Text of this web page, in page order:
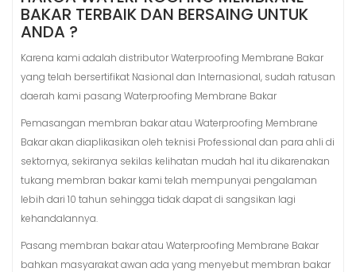
BAKAR TERBAIK DAN BERSAING UNTUK
ANDA ?
Karena kami adalah distributor Waterproofing Membrane Bakar
yang telah bersertifikat Nasional dan Internasional, sudah ratusan
daerah kami pasang Waterproofing Membrane Bakar
Pemasangan membran bakar atau Waterproofing Membrane
Bakar akan diaplikasikan oleh teknisi Professional dan para ahli di
sektornya, sekiranya sekilas kelihatan mudah hal itu dikarenakan
tukang membran bakar kami telah mempunyai pengalaman
lebih dari 10 tahun sehingga tidak dapat di sangsikan lagi
kehandalannya.
Pasang membran bakar atau Waterproofing Membrane Bakar
bahkan masyarakat awan ada yang menyebut membran bakar